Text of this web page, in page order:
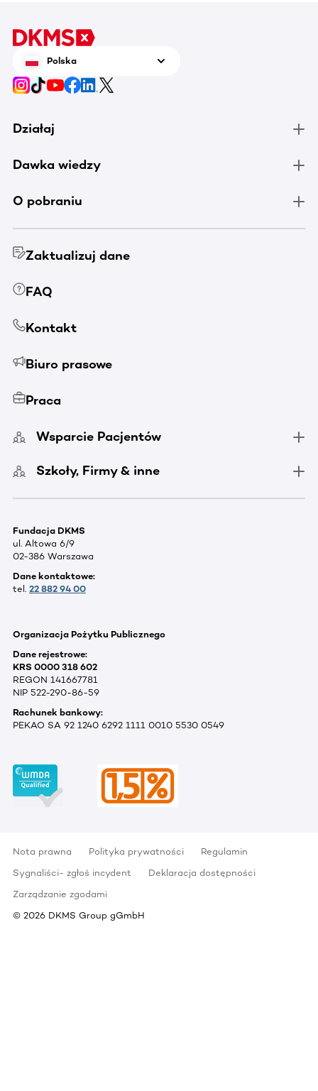
Polska
Działaj
Dawka wiedzy
O pobraniu
Zaktualizuj dane
FAQ
Kontakt
Biuro prasowe
Praca
Wsparcie Pacjentów
Szkoły, Firmy & inne
Fundacja DKMS
ul. Altowa 6/9
02-386 Warszawa
Dane kontaktowe:
tel. 22 882 94 00
Organizacja Pożytku Publicznego
Dane rejestrowe:
KRS 0000 318 602
REGON 141667781
NIP 522-290-86-59
Rachunek bankowy:
PEKAO SA 92 1240 6292 1111 0010 5530 0549
Nota prawna Polityka prywatności
Regulamin
Sygnaliści- zgłoś incydent
Deklaracja dostępności
Zarządzanie zgodami
© 2026 DKMS Group gGmbH